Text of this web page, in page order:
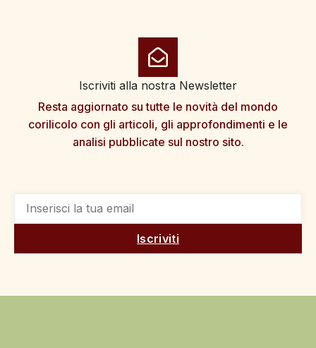
Iscriviti alla nostra Newsletter
Resta aggiornato su tutte le novità del mondo
corilicolo con gli articoli, gli approfondimenti e le
analisi pubblicate sul nostro sito.
Iscriviti